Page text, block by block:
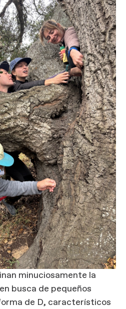
minuciosamente la
busca de pequeños
de D, característicos